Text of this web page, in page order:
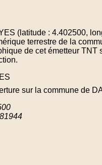
(latitude : 4.402500,
terrestre de la
de cet émetteur
sur la commune de